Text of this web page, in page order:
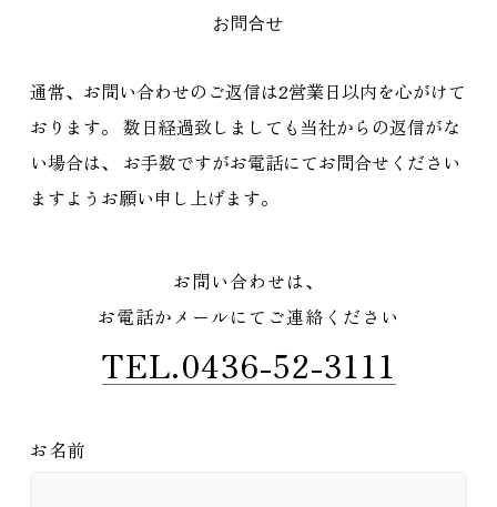
お問合せ
通常、お問い合わせのご返信は2営業日以内を心がけて
おります。 数日経過致しましても当社からの返信がな
い場合は、
お手数ですがお電話にてお問合せください
ますようお願い申し上げます。
お問い合わせは、
お電話かメールにてご連絡ください
TEL.0436-52-3111
お名前